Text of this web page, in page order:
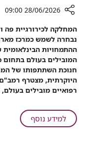
שיתוף
גאווה
ישראלית:
רמב"ם
נבחר
למרכז
הכשרה
בכירורגיית
28/06/2026 09:00
המחלקה לכירורגיית פה
המובילים בעולם בתחום
חנוכת השתתפותו של
היוקרתית, מצטרף
רפואיים מובילים
למידע נוסףעל
גאווה